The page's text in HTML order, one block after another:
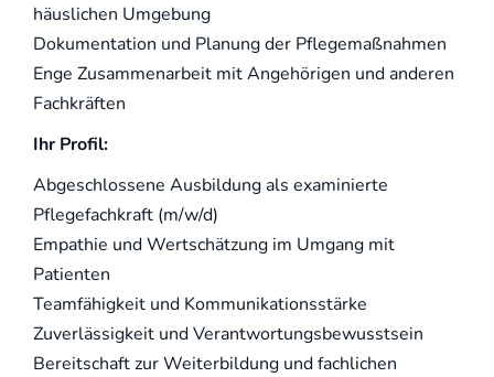
häuslichen Umgebung
Dokumentation und Planung der Pflegemaßnahmen
Enge Zusammenarbeit mit Angehörigen und anderen
Fachkräften
Ihr Profil:
Abgeschlossene Ausbildung als examinierte
Pflegefachkraft (m/w/d)
Empathie und Wertschätzung im Umgang mit
Patienten
Teamfähigkeit und Kommunikationsstärke
Zuverlässigkeit und Verantwortungsbewusstsein
Bereitschaft zur Weiterbildung und fachlichen